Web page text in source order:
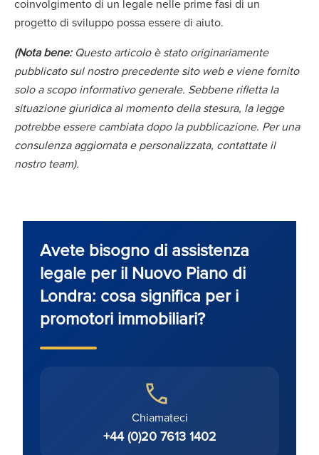
coinvolgimento di un legale nelle prime fasi di un
progetto di sviluppo possa essere di aiuto.
(Nota bene:Questo articolo è stato originariamente
pubblicato sul nostro precedente sito web e viene fornito
solo a scopo informativo generale. Sebbene rifletta la
situazione giuridica al momento della stesura, la legge
potrebbe essere cambiata dopo la pubblicazione. Per una
consulenza aggiornata e personalizzata, contattate il
nostro team).
Avete bisogno di assistenza
legale per il Nuovo Piano di
Londra: cosa significa per i
promotori immobiliari?
Chiamateci
+44 (0)20 7613 1402